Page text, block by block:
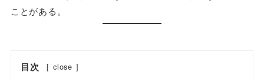
ことがある。
目次 [ close ]